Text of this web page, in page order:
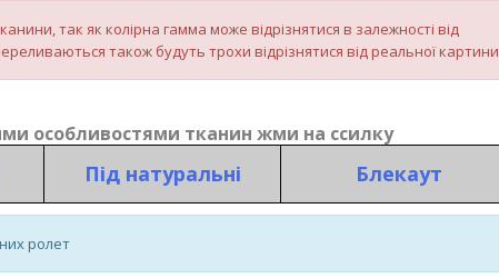
так як колірна гамма може відрізнятися в залежності від
також будуть трохи відрізнятися від реальної картини
особливостями тканин жми на ссилку
Під натуральні Блекаут
ролет